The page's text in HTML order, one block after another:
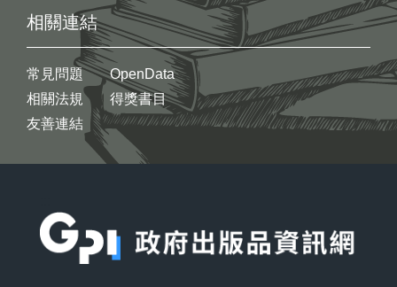
相關連結
常見問題
相關法規
友善連結
OpenData
得獎書目